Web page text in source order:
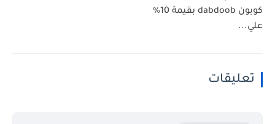
كوبون dabdoob بقيمة 10%
علي...
تعليقات